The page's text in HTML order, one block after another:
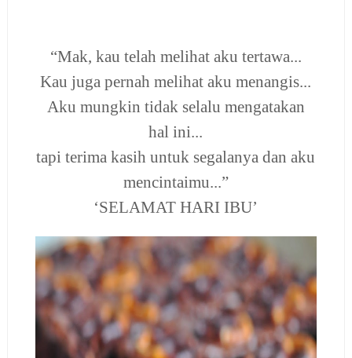
“Mak, kau telah melihat aku tertawa...
Kau juga pernah melihat aku menangis...
Aku mungkin tidak selalu mengatakan
hal ini...
tapi terima kasih untuk segalanya dan aku
mencintaimu...”
‘SELAMAT HARI IBU’